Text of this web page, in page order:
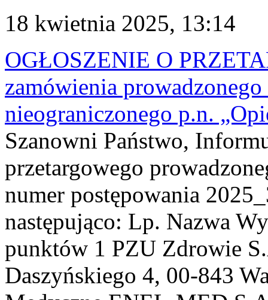
18 kwietnia 2025, 13:14
OGŁOSZENIE O
zamówienia
nieograniczonego p.n.
Szanowni Państwo,
przetargowego
numer postępowania
następująco: Lp. Nazwa
punktów 1 PZU Zdrowie
Daszyńskiego 4, 00-843